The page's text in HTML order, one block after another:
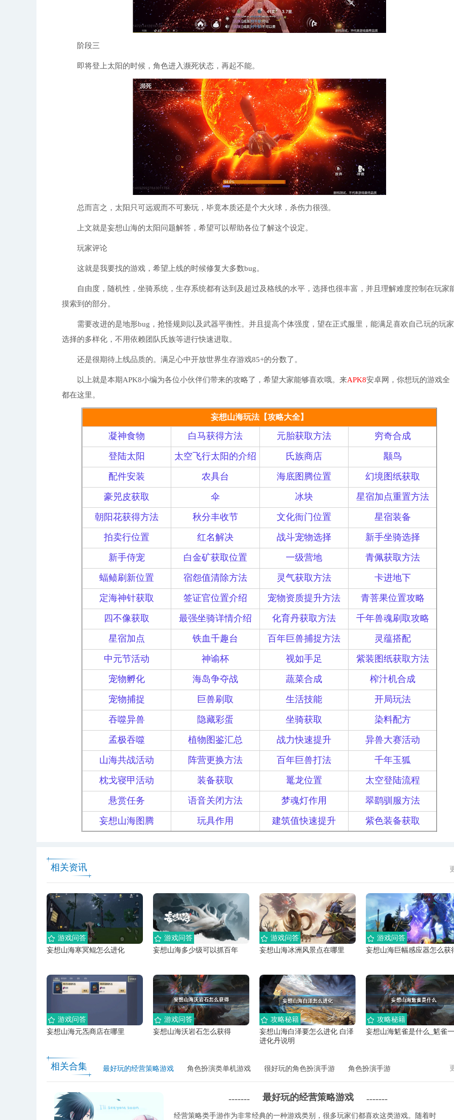
阶段三
即将登上太阳的时候，角色进入濒死状态，再起不能。
总而言之，太阳只可远观而不可亵玩，毕竟本质还是个大火球，杀伤力很强。
上文就是妄想山海的太阳问题解答，希望可以帮助各位了解这个设定。
玩家评论
这就是我要找的游戏，希望上线的时候修复大多数bug。
自由度，随机性，坐骑系统，生存系统都有达到及超过及格线的水平，选择也很丰富，并且理解难度控制在玩家
摸索到的部分。
需要改进的是地形bug，抢怪规则以及武器平衡性。并且提高个体强度，望在正式服里，能满足喜欢自己玩的玩家
选择的多样化，不用依赖团队氏族等进行快速进取。
还是很期待上线品质的。满足心中开放世界生存游戏85+的分数了。
以上就是本期APK8小编为各位小伙伴们带来的攻略了，希望大家能够喜欢哦。来APK8安卓网，你想玩的游戏全
都在这里。
妄想山海玩法【攻略大全】
凝神食物 白马获得方法 元胎获取方法
穷奇合成
登陆太阳
太空飞行太阳的介绍 氏族商店
颙鸟
配件安装
农具台 海底图腾位置
幻境图纸获取
豪兕皮获取
伞 冰块
星宿加点重置方法
朝阳花获得方法
秋分丰收节 文化衙门位置
星宿装备
拍卖行位置
红名解决 战斗宠物选择
新手坐骑选择
新手侍宠
白金矿获取位置 一级营地
青佩获取方法
蝠鲼刷新位置
宿怨值清除方法 灵气获取方法
卡进地下
定海神针获取
签证官位置介绍 宠物资质提升方法
青菩果位置攻略
四不像获取
最强坐骑详情介绍 化育丹获取方法
千年兽魂刷取攻略
星宿加点
铁血千趣台 百年巨兽捕捉方法
灵蕴搭配
中元节活动
神谕杯 视如手足
紫装图纸获取方法
宠物孵化
海岛争夺战 蔬菜合成
榨汁机合成
宠物捕捉
巨兽刷取 生活技能
开局玩法
吞噬异兽
隐藏彩蛋 坐骑获取
染料配方
孟极吞噬
植物图鉴汇总 战力快速提升
异兽大赛活动
山海共战活动
阵营更换方法 百年巨兽打法
千年玉狐
枕戈寝甲活动
装备获取 鼍龙位置
太空登陆流程
悬赏任务
语音关闭方法 梦魂灯作用
翠鹞驯服方法
妄想山海图腾
玩具作用 建筑值快速提升 紫色装备获取
相关资讯
妄想山海寒冥鲲怎么进化
游戏问答
妄想山海多少级可以抓百年
游戏问答
妄想山海冰洲风景点在哪里
游戏问答
妄想山海巨幅感应器怎么获
游戏问答
妄想山海元炁商店在哪里
游戏问答
妄想山海沃岩石怎么获得
游戏问答
妄想山海白泽要怎么进化 白泽
进化丹说明
攻略秘籍
妄想山海鬿雀是什么_鬿雀
攻略秘籍
相关合集 最好玩的经营策略游戏 角色扮演类单机游戏 很好玩的角色扮演手游 角色扮演手游
------- 最好玩的经营策略游戏 -------
经营策略类手游作为非常经典的一种游戏类别，很多玩家们都喜欢这类游戏。随着时